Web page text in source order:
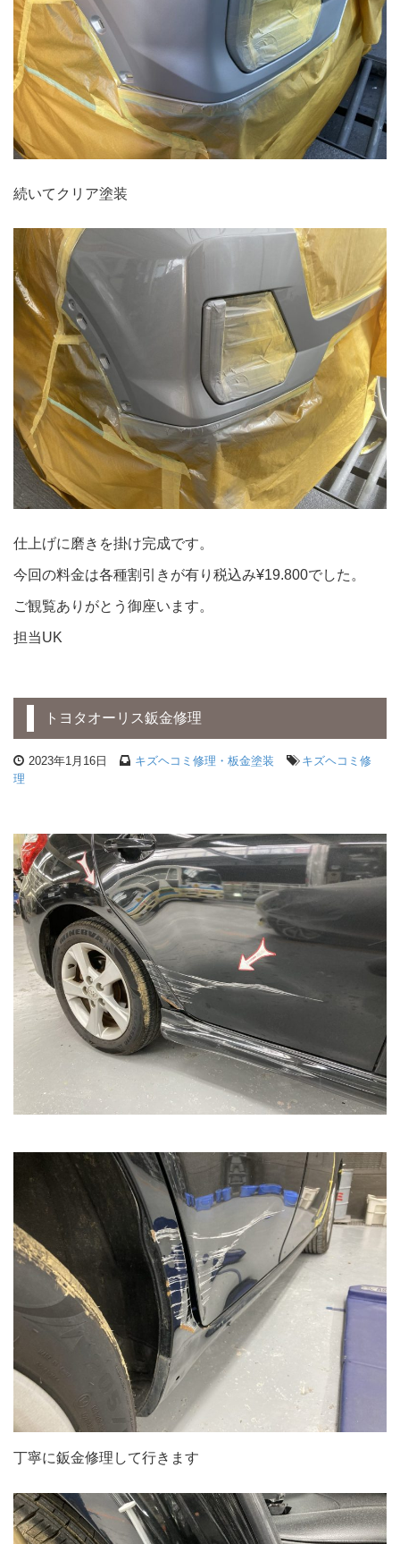
続いてクリア塗装
仕上げに磨きを掛け完成です。
今回の料金は各種割引きが有り税込み¥19.800でした。
ご観覧ありがとう御座います。
担当UK
トヨタオーリス鈑金修理
2023年1月16日 キズヘコミ修理・板金塗装
キズヘコミ修
理
丁寧に鈑金修理して行きます